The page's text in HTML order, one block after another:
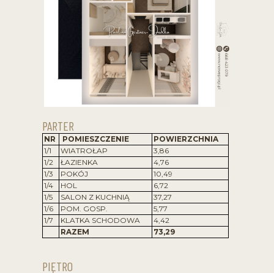
PIĘTRO
PARTER
NR POMIESZCZENIE
POWIERZCHNIA
1/1
WIATROŁAP
3,86
1/2
ŁAZIENKA
4,76
1/3
POKÓJ
10,49
1/4
HOL
6,72
1/5
SALON Z KUCHNIĄ
37,27
1/6
POM. GOSP.
5,77
1/7
KLATKA SCHODOWA
4,42
RAZEM
73,29